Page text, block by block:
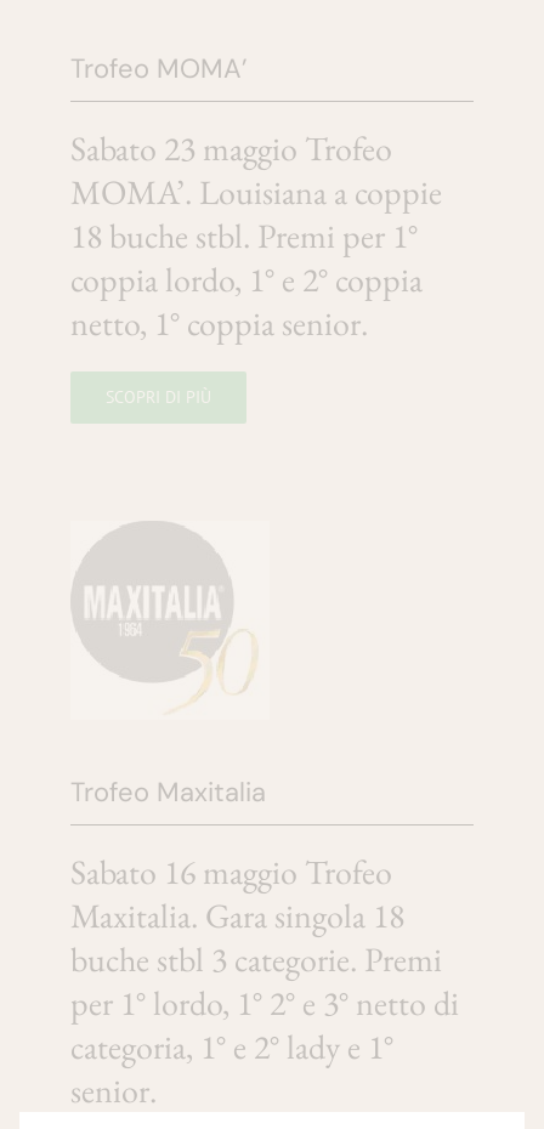
Trofeo MOMA’
Sabato 23 maggio Trofeo
MOMA’. Louisiana a coppie
18 buche stbl. Premi per 1°
coppia lordo, 1° e 2° coppia
netto, 1° coppia senior.
SCOPRI DI PIÙ
Trofeo Maxitalia
Sabato 16 maggio Trofeo
Maxitalia. Gara singola 18
buche stbl 3 categorie. Premi
per 1° lordo, 1° 2° e 3° netto di
categoria, 1° e 2° lady e 1°
senior.